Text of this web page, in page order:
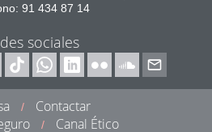
91 434 87 14
sociales
/
Contactar
/ Canal Ético